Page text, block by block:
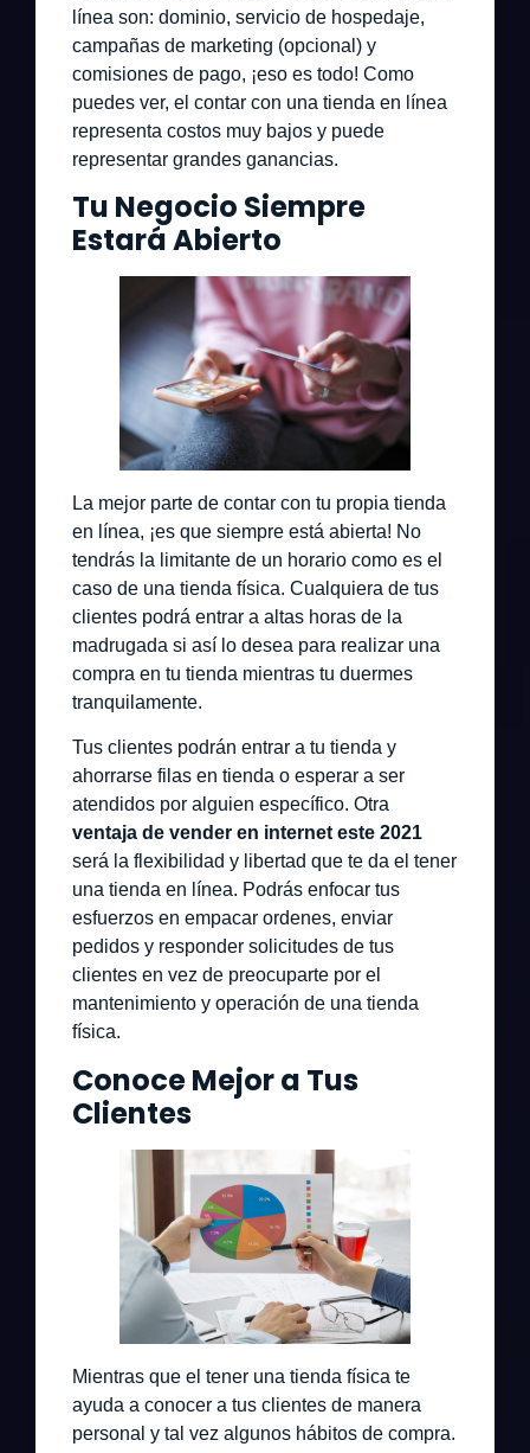
línea son: dominio, servicio de hospedaje,
campañas de marketing (opcional) y
comisiones de pago, ¡eso es todo! Como
puedes ver, el contar con una tienda en línea
representa costos muy bajos y puede
representar grandes ganancias.
Tu Negocio Siempre
Estará Abierto
La mejor parte de contar con tu propia tienda
en línea, ¡es que siempre está abierta! No
tendrás la limitante de un horario como es el
caso de una tienda física. Cualquiera de tus
clientes podrá entrar a altas horas de la
madrugada si así lo desea para realizar una
compra en tu tienda mientras tu duermes
tranquilamente.
Tus clientes podrán entrar a tu tienda y
ahorrarse filas en tienda o esperar a ser
atendidos por alguien específico. Otra
ventaja de vender en internet este 2021
será la flexibilidad y libertad que te da el tener
una tienda en línea. Podrás enfocar tus
esfuerzos en empacar ordenes, enviar
pedidos y responder solicitudes de tus
clientes en vez de preocuparte por el
mantenimiento y operación de una tienda
física.
Conoce Mejor a Tus
Clientes
Mientras que el tener una tienda física te
ayuda a conocer a tus clientes de manera
personal y tal vez algunos hábitos de compra.